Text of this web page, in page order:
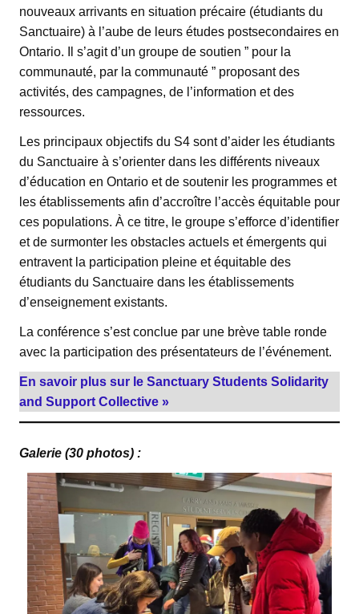
nouveaux arrivants en situation précaire (étudiants du
Sanctuaire) à l’aube de leurs études postsecondaires en
Ontario. Il s’agit d’un groupe de soutien ” pour la
communauté, par la communauté ” proposant des
activités, des campagnes, de l’information et des
ressources.
Les principaux objectifs du S4 sont d’aider les étudiants
du Sanctuaire à s’orienter dans les différents niveaux
d’éducation en Ontario et de soutenir les programmes et
les établissements afin d’accroître l’accès équitable pour
ces populations. À ce titre, le groupe s’efforce d’identifier
et de surmonter les obstacles actuels et émergents qui
entravent la participation pleine et équitable des
étudiants du Sanctuaire dans les établissements
d’enseignement existants.
La conférence s’est conclue par une brève table ronde
avec la participation des présentateurs de l’événement.
En savoir plus sur le Sanctuary Students Solidarity
and Support Collective »
Galerie (30 photos) :